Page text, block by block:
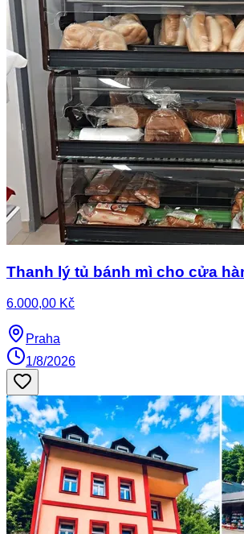
Thanh lý tủ bánh mì cho cửa
6.000,00 Kč
Praha
1/8/2026